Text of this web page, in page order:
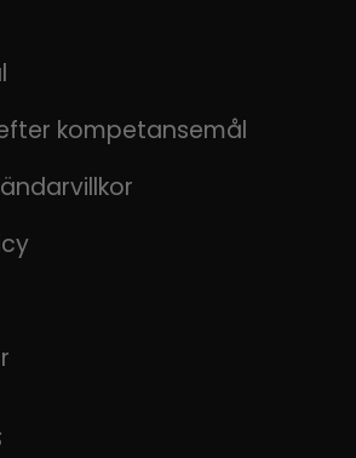
kompetansemål